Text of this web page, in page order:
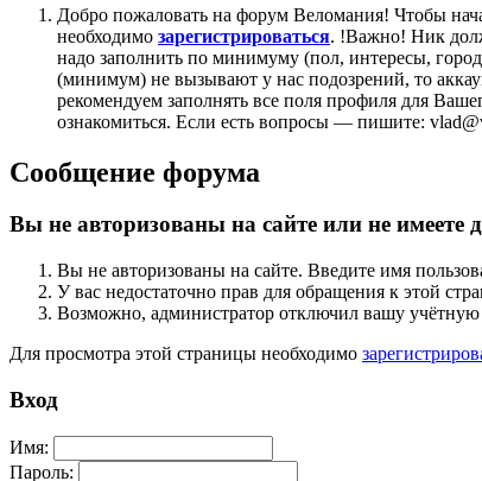
Добро пожаловать на форум Веломания! Чтобы
необходимо зарегистрироваться. !Важно! Ник
надо заполнить по минимуму (пол, интересы,
(минимум) не вызывают у нас подозрений, то
рекомендуем заполнять все поля профиля для
ознакомиться. Если есть вопросы — пишите:
Сообщение форума
Вы не авторизованы на сайте или не имеете
Вы не авторизованы на сайте. Введите имя
У вас недостаточно прав для обращения к этой
Возможно, администратор отключил вашу
Для просмотра этой страницы необходимо
Вход
Имя:
Пароль: